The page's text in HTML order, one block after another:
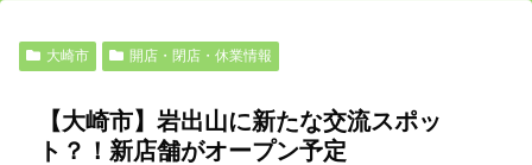
大崎市 開店・閉店・休業情報
【大崎市】岩出山に新たな交流スポッ
ト？！新店舗がオープン予定